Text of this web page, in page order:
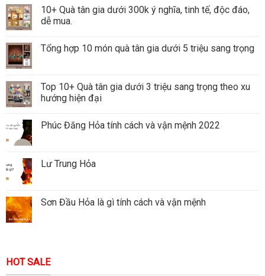
10+ Quà tân gia dưới 300k ý nghĩa, tinh tế, độc đáo,
dễ mua.
Tổng hợp 10 món quà tân gia dưới 5 triệu sang trọng
Top 10+ Quà tân gia dưới 3 triệu sang trọng theo xu
hướng hiện đại
Phúc Đăng Hỏa tính cách và vận mệnh 2022
Lư Trung Hỏa
Sơn Đầu Hỏa là gì tính cách và vận mệnh
HOT SALE